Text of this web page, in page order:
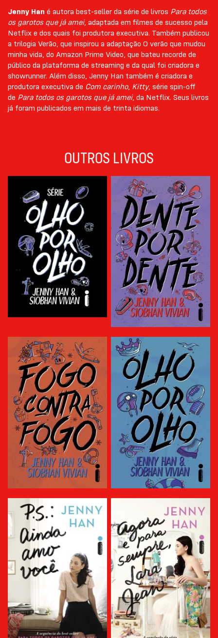
Jenny Han é autora best-seller da série de livros Para todos
os garotos que já amei, adaptada em filmes de sucesso pela
Netflix e dos quais foi produtora executiva. Também publicou
a trilogia Verão, que inspirou a adaptação O verão que mudou
minha vida, do Amazon Prime Video, que bateu recorde de
público da plataforma de streaming e da qual foi criadora e
showrunner. Além disso, Jenny Han também é criadora e
produtora executiva de Com carinho, Kitty, série spin-off
de Para todos os garotos que já amei, da Netflix. Seus livros
já foram publicados em mais de trinta idiomas.
OUTROS LIVROS